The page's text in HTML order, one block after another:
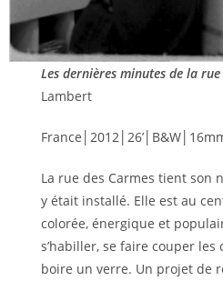
Les dernières minutes de la rue
Lambert
La rue des Carmes tient son
y était installé. Elle est au
colorée, énergique et
s’habiller, se faire couper les
boire un verre. Un projet de